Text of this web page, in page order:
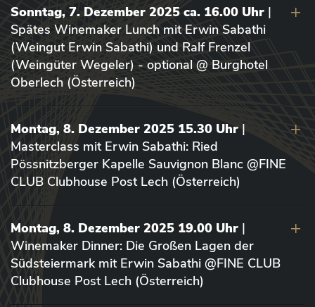
Sonntag, 7. Dezember 2025 ca. 16.00 Uhr |
Spätes Winemaker Lunch mit Erwin Sabathi
(Weingut Erwin Sabathi) und Ralf Frenzel
(Weingüter Wegeler) - optional @ Burghotel
Oberlech (Österreich)
Montag, 8. Dezember 2025 15.30 Uhr |
Masterclass mit Erwin Sabathi: Ried
Pössnitzberger Kapelle Sauvignon Blanc @FINE
CLUB Clubhouse Post Lech (Österreich)
Montag, 8. Dezember 2025 19.00 Uhr |
Winemaker Dinner: Die Großen Lagen der
Südsteiermark mit Erwin Sabathi @FINE CLUB
Clubhouse Post Lech (Österreich)